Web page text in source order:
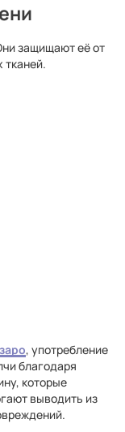
защищают её от
тканей.
, употребление
благодаря
которые
выводить из